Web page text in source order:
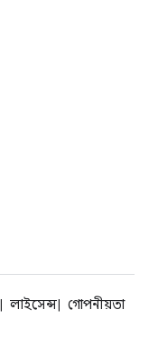
লাইসেন্স
গোপনীয়তা